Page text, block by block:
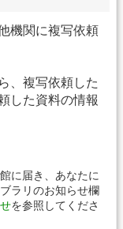
機関に複写依頼
、複写依頼した
した資料の情報
に届き、あなたに
ラリのお知らせ欄
を参照してくださ